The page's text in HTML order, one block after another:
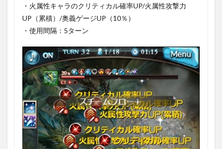
・火属性キャラのクリティカル確率UP/火属性攻撃力
UP（累積）/奥義ゲージUP（10％）
・使用間隔：5ターン